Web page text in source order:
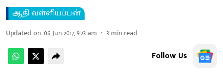
ஆதி வள்ளியப்பன்
Updated on:06 Jun 2017, 9:23 am 3 min read
Follow Us